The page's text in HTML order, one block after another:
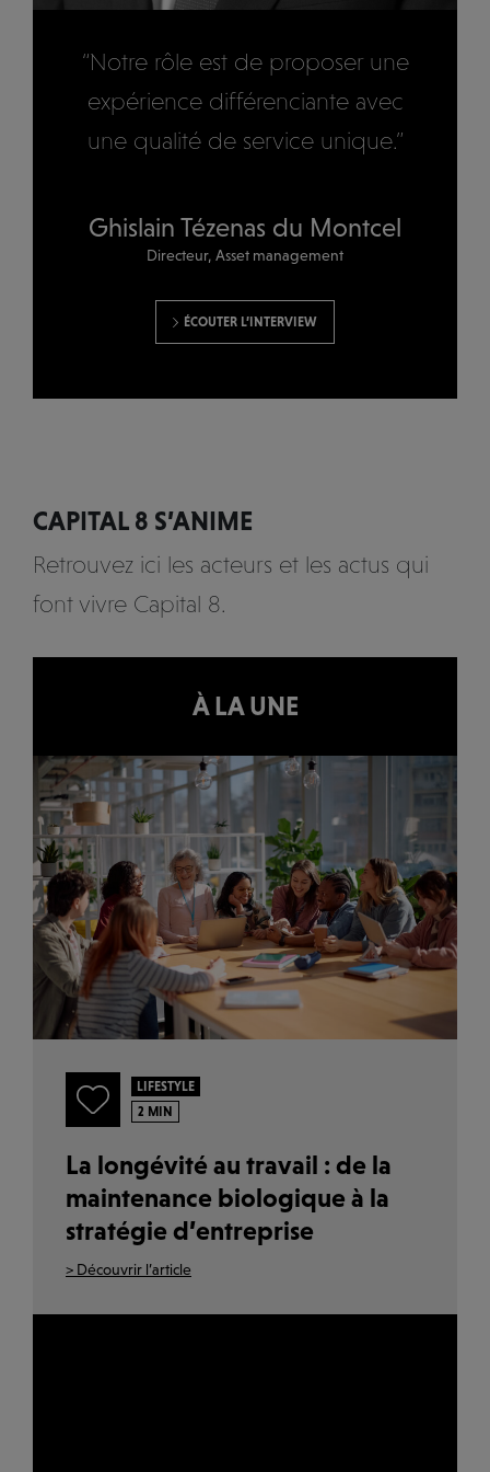
“Notre rôle est de proposer une
expérience différenciante avec
une qualité de service unique.”
Ghislain Tézenas du Montcel
Directeur, Asset management
ÉCOUTER L’INTERVIEW
CAPITAL 8 S’ANIME
Retrouvez ici les acteurs et les actus qui
font vivre Capital 8.
À LA UNE
LIFESTYLE
2 MIN
La longévité au travail : de la
maintenance biologique à la
stratégie d’entreprise
> Découvrir l’article